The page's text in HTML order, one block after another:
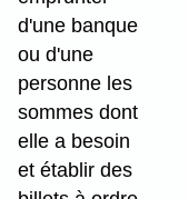
d'une banque
ou d'une
personne les
sommes dont
elle a besoin
et établir des